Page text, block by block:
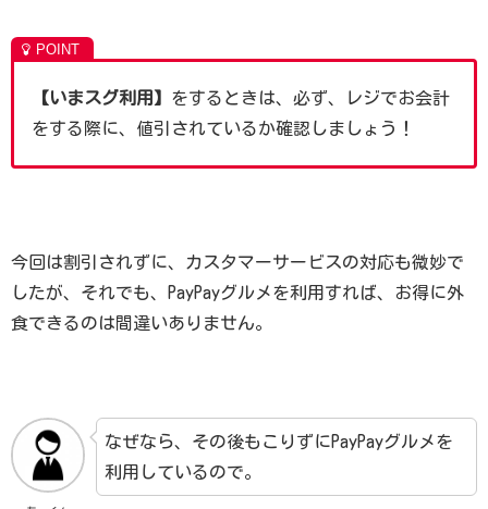
【いまスグ利用】 をするときは、必ず、レジでお会計
をする際に、値引されているか確認しましょう！
今回は割引されずに、カスタマーサービスの対応も微妙で
したが、それでも、PayPayグルメを利用すれば、お得に外
食できるのは間違いありません。
なぜなら、その後もこりずにPayPayグルメを
利用しているので。